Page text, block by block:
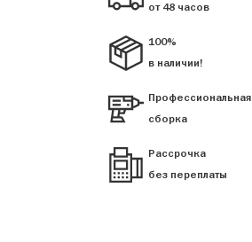
от 48 часов
100%
в наличии!
Профессиональная
сборка
Рассрочка
без переплаты